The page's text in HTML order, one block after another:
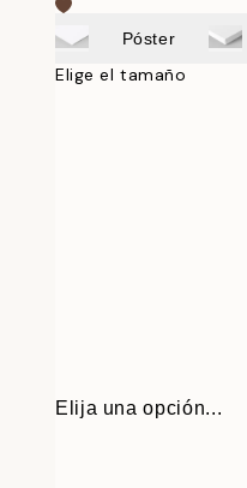
Póster
Elige el tamaño
Elija una opción...